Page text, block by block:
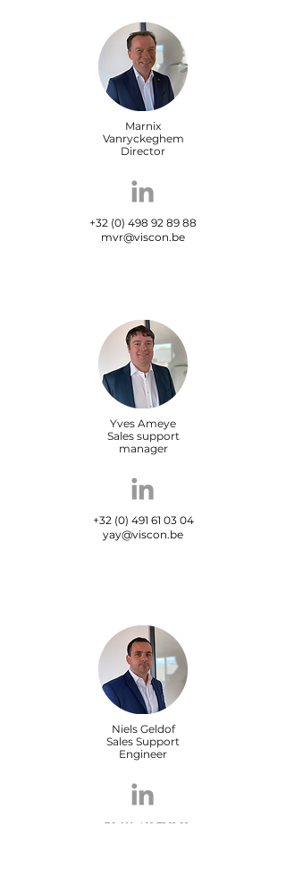
Marnix
Vanryckeghem
Director
+32 (0) 498 92 89 88
mvr@viscon.be
Yves Ameye
Sales support
manager
+32 (0) 491 61 03 04
yay@viscon.be
Niels Geldof
Sales Support
Engineer
+32 (0) 491 71 11 21